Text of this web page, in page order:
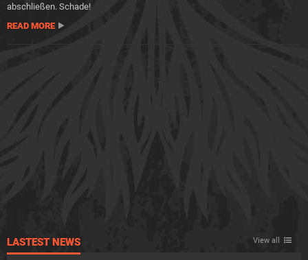
abschließen. Schade!
READ MORE
LASTEST NEWS View all